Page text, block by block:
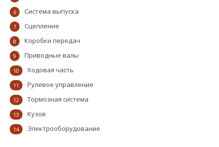
6 Система выпуска
7 Сцепление
8 Коробки передач
9 Приводные валы
10 Ходовая часть
11 Рулевое управление
12 Тормозная система
13 Кузов
14 Электрооборудование